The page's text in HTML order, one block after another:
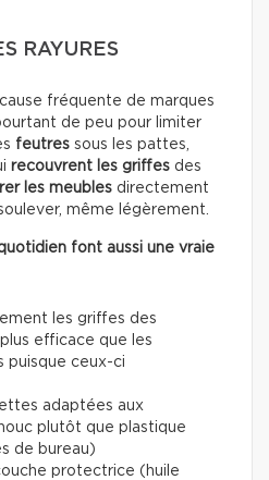
RAYURES
fréquente de marques
de peu pour limiter
feutres sous les pattes,
recouvrent les griffes des
les meubles directement
même légèrement.
font aussi une vraie
les griffes des
efficace que les
puisque ceux-ci
adaptées aux
plutôt que plastique
de bureau)
protectrice (huile